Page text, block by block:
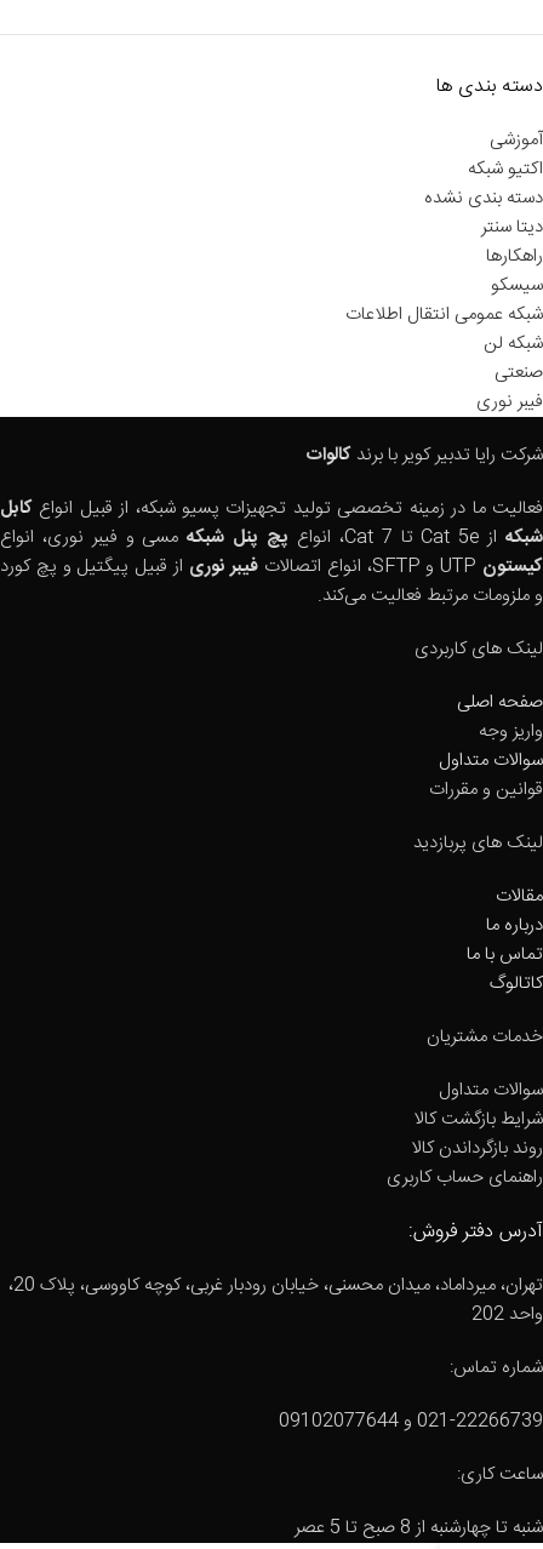
دسته بندی ها
آموزشی
اکتیو شبکه
دسته بندی نشده
دیتا سنتر
راهکارها
سیسکو
شبکه عمومی انتقال اطلاعات
شبکه لن
صنعتی
فیبر نوری
شرکت رایا تدبیر کویر با برند کالوات
فعالیت ما در زمینه تخصصی تولید تجهیزات پسیو شبکه، از قبیل انواع کابل
شبکهاز Cat 5e تا Cat 7، انواع پچ پنل شبکهمسی و فیبر نوری، انواع
کیستون
فیبر نوری از قبیل پیگتیل و پچ کورد
و ملزومات مرتبط فعالیت می‌کند.
لینک های کاربردی
صفحه اصلی
واریز وجه
سوالات متداول
قوانین و مقررات
لینک های پربازدید
مقالات
درباره ما
تماس با ما
کاتالوگ
خدمات مشتریان
سوالات متداول
شرایط بازگشت کالا
روند بازگرداندن کالا
راهنمای حساب کاربری
آدرس دفتر فروش:
تهران، میرداماد، میدان محسنی، خیابان رودبار غربی، کوچه کاووسی، پلاک 20،
واحد 202
شماره تماس:
021-22266739 و 09102077644
ساعت کاری:
شنبه تا چهارشنبه از 8 صبح تا 5 عصر